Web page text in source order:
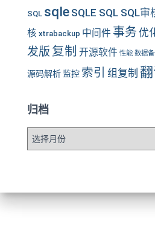
SQL sqle SQLE SQL SQL审
核 xtrabackup 中间件 事务 优
发版 复制 开源软件 性能 数据
源码解析 监控 索引 组复制
归档
归